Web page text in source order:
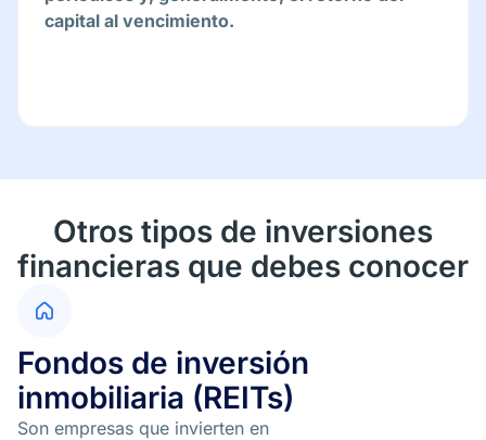
capital al vencimiento.
Otros tipos de inversiones
financieras que debes conocer
Fondos de inversión
inmobiliaria (REITs)
Son empresas que invierten en